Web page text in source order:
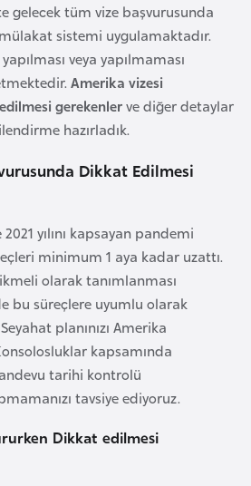
gelecek tüm vize başvurusunda
sistemi uygulamaktadır.
veya yapılmaması
Amerika vizesi
gerekenlerve diğer detaylar
hazırladık.
Dikkat Edilmesi
yılını kapsayan pandemi
minimum 1 aya kadar uzattı.
olarak tanımlanması
bu süreçlere uyumlu olarak
planınızı Amerika
kapsamında
tarihi kontrolü
tavsiye ediyoruz.
Dikkat edilmesi